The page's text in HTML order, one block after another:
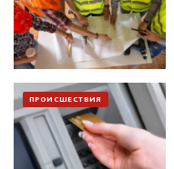
ПРОИСШЕСТВИЯ